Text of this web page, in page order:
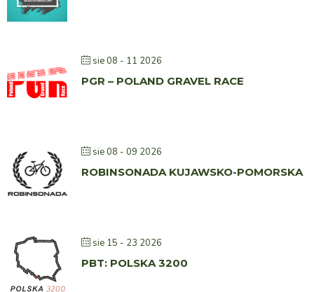
sie 08 - 11 2026
PGR – POLAND GRAVEL RACE
sie 08 - 09 2026
ROBINSONADA KUJAWSKO-POMORSKA
sie 15 - 23 2026
PBT: POLSKA 3200